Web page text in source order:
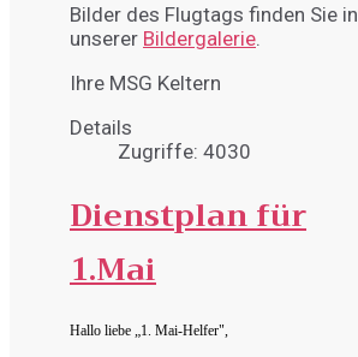
Bilder des Flugtags finden Sie in
unserer Bildergalerie
Ihre MSG Keltern
Details
Zugriffe: 4030
Dienstplan für
1.Mai
Hallo liebe „1. Mai-Helfer",